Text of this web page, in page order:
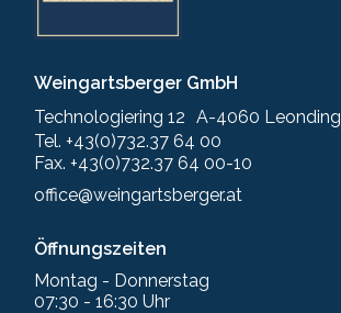
Weingartsberger GmbH
Technologiering 12 A-4060 Leonding
Tel. +43(0)732.37 64 00
Fax. +43(0)732.37 64 00-10
office@weingartsberger.at
Öffnungszeiten
Montag - Donnerstag
07:30 - 16:30 Uhr